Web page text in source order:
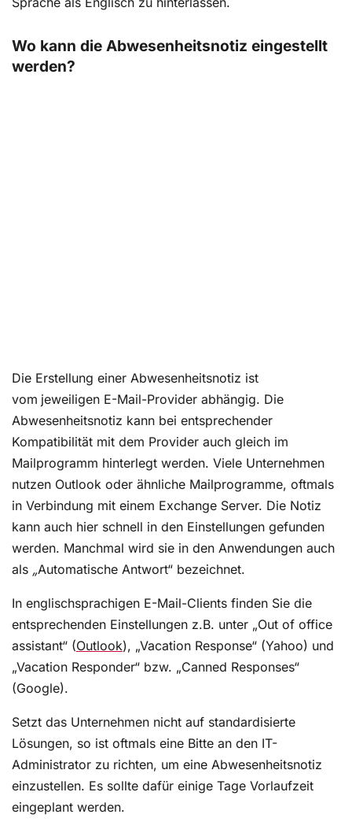
Wo kann die Abwesenheitsnotiz eingestellt
werden?
Die Erstellung einer Abwesenheitsnotiz ist
vom jeweiligen E-Mail-Provider abhängig. Die
Abwesenheitsnotiz kann bei entsprechender
Kompatibilität mit dem Provider auch gleich im
Mailprogramm hinterlegt werden. Viele Unternehmen
nutzen Outlook oder ähnliche Mailprogramme, oftmals
in Verbindung mit einem Exchange Server. Die Notiz
kann auch hier schnell in den Einstellungen gefunden
werden. Manchmal wird sie in den Anwendungen auch
als „Automatische Antwort“ bezeichnet.
In englischsprachigen E-Mail-Clients finden Sie die
entsprechenden Einstellungen z.B. unter „Out of office
assistant“ (Outlook), „Vacation Response“ (Yahoo) und
„Vacation Responder“ bzw. „Canned Responses“
(Google).
Setzt das Unternehmen nicht auf standardisierte
Lösungen, so ist oftmals eine Bitte an den IT-
Administrator zu richten, um eine Abwesenheitsnotiz
einzustellen. Es sollte dafür einige Tage Vorlaufzeit
eingeplant werden.